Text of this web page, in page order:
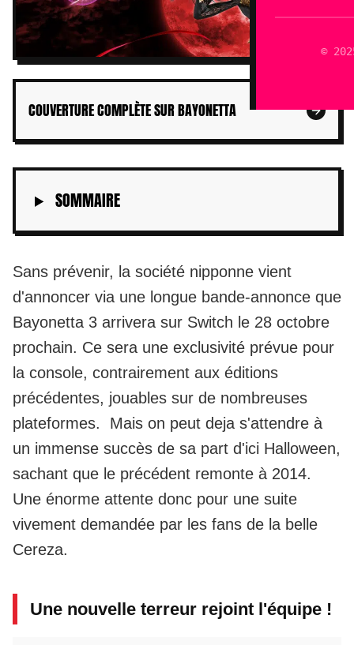
©
COUVERTURE COMPLÈTE SUR BAYONETTA
SOMMAIRE
Sans prévenir, la société nipponne vient
d'annoncer via une longue bande-annonce que
Bayonetta 3 arrivera sur Switch le 28 octobre
prochain. Ce sera une exclusivité prévue pour
la console, contrairement aux éditions
précédentes, jouables sur de nombreuses
plateformes. Mais on peut deja s'attendre à
un immense succès de sa part d'ici Halloween,
sachant que le précédent remonte à 2014.
Une énorme attente donc pour une suite
vivement demandée par les fans de la belle
Cereza.
Une nouvelle terreur rejoint l'équipe !